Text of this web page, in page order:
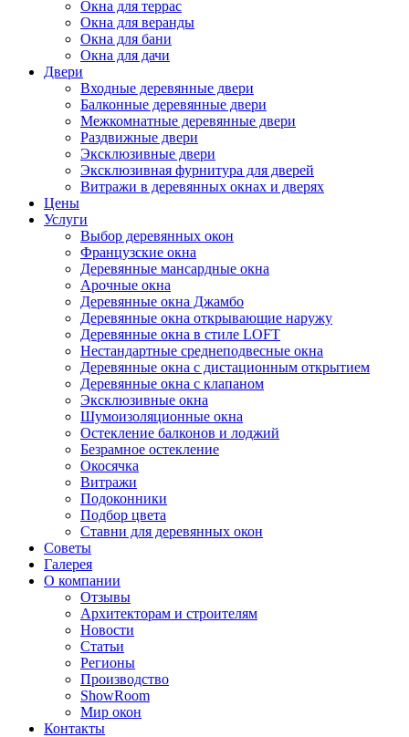
Окна для террас
Окна для веранды
Окна для бани
Окна для дачи
Двери
Входные деревянные двери
Балконные деревянные двери
Межкомнатные деревянные двери
Раздвижные двери
Эксклюзивные двери
Эксклюзивная фурнитура для дверей
Витражи в деревянных окнах и дверях
Цены
Услуги
Выбор деревянных окон
Французские окна
Деревянные мансардные окна
Арочные окна
Деревянные окна Джамбо
Деревянные окна открывающие наружу
Деревянные окна в стиле LOFT
Нестандартные среднеподвесные окна
Деревянные окна с дистационным открытием
Деревянные окна с клапаном
Эксклюзивные окна
Шумоизоляционные окна
Остекление балконов и лоджий
Безрамное остекление
Окосячка
Витражи
Подоконники
Подбор цвета
Ставни для деревянных окон
Советы
Галерея
О компании
Отзывы
Архитекторам и строителям
Новости
Статьи
Регионы
Производство
ShowRoom
Мир окон
Контакты